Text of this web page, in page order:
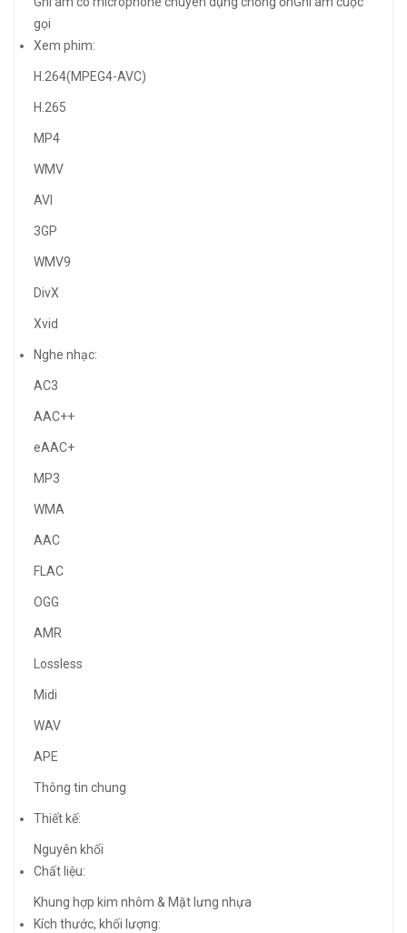
gọi
Xem phim:
H.264(MPEG4-AVC)
H.265
MP4
WMV
AVI
3GP
WMV9
DivX
Xvid
Nghe nhạc:
AC3
AAC++
eAAC+
MP3
WMA
AAC
FLAC
OGG
AMR
Lossless
Midi
WAV
APE
Thông tin chung
Thiết kế:
Nguyên khối
Chất liệu:
Khung hợp kim nhôm & Mặt lưng nhựa
Kích thước, khối lượng: